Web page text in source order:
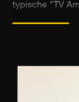
typische "TV
dat werd